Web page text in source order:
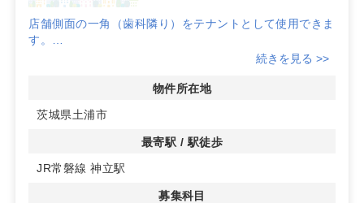
店舗側面の一角（歯科隣り）をテナントとして使用できま
す。
続きを見る >>
物件所在地
茨城県土浦市
最寄駅 / 駅徒歩
JR常磐線 神立駅
募集科目